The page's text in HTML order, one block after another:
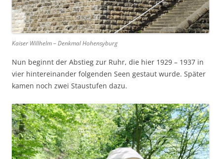
Kaiser Willhelm – Denkmal Hohensyburg
Nun beginnt der Abstieg zur Ruhr, die hier 1929 – 1937 in
vier hintereinander folgenden Seen gestaut wurde. Später
kamen noch zwei Staustufen dazu.